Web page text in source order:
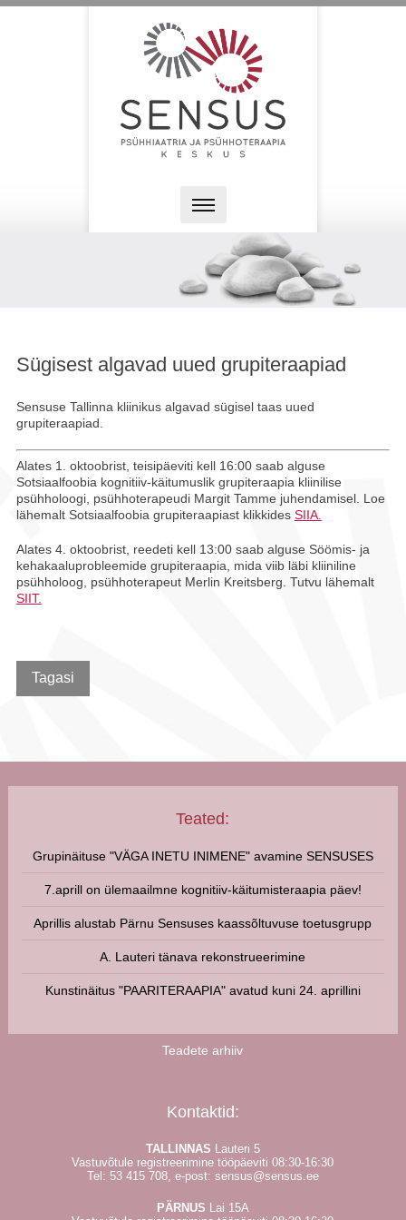
Sügisest algavad uued grupiteraapiad
Sensuse Tallinna kliinikus algavad sügisel taas uued
grupiteraapiad.
Alates 1. oktoobrist, teisipäeviti kell 16:00 saab alguse
Sotsiaalfoobia kognitiiv-käitumuslik grupiteraapia kliinilise
psühholoogi, psühhoterapeudi Margit Tamme juhendamisel. Loe
lähemalt Sotsiaalfoobia grupiteraapiast klikkides SIIA.
Alates 4. oktoobrist, reedeti kell 13:00 saab alguse Söömis- ja
kehakaaluprobleemide grupiteraapia, mida viib läbi kliiniline
psühholoog, psühhoterapeut Merlin Kreitsberg. Tutvu lähemalt
SIIT.
Teated:
Grupinäituse "VÄGA INETU INIMENE" avamine SENSUSES
7.aprill on ülemaailmne kognitiiv-käitumisteraapia päev!
Aprillis alustab Pärnu Sensuses kaassõltuvuse toetusgrupp
A. Lauteri tänava rekonstrueerimine
Kunstinäitus "PAARITERAAPIA" avatud kuni 24. aprillini
Teadete arhiiv
Kontaktid:
TALLINNAS
Lauteri 5
Vastuvõtule registreerimine tööpäeviti 08:30-16:30
Tel: 53 415 708, e-post: sensus@sensus.ee
PÄRNUS Lai 15A